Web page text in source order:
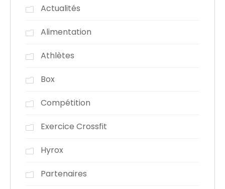
Actualités
Alimentation
Athlètes
Box
Compétition
Exercice Crossfit
Hyrox
Partenaires